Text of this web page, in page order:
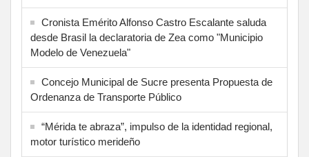
Cronista Emérito Alfonso Castro Escalante saluda
desde Brasil la declaratoria de Zea como "Municipio
Modelo de Venezuela"
Concejo Municipal de Sucre presenta Propuesta de
Ordenanza de Transporte Público
“Mérida te abraza”, impulso de la identidad regional,
motor turístico merideño